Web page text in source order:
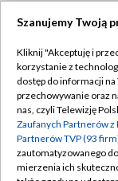
Abonament
Emisja w TVP
Centrum
Naziemna
Szanujemy Twoją
Kliknij "Akceptuję i
korzystanie z
dostęp do informacji
przechowywanie oraz
nas, czyli Telewizję
Zaufanych Partnerów z
Partnerów TVP (93
zautomatyzowanego
mierzenia ich